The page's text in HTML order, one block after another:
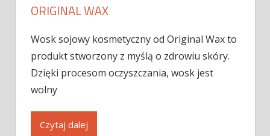
ORIGINAL WAX
Wosk sojowy kosmetyczny od Original Wax to
produkt stworzony z myślą o zdrowiu skóry.
Dzięki procesom oczyszczania, wosk jest
wolny
Czytaj dalej